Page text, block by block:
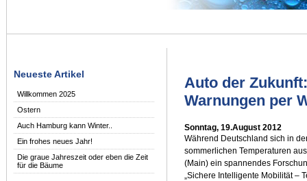
Neueste Artikel
Willkommen 2025
Ostern
Auch Hamburg kann Winter..
Ein frohes neues Jahr!
Die graue Jahreszeit oder eben die Zeit
für die Bäume
Auto der
Warnungen per
Sonntag, 19.August 2012
Während Deutschland sich in
sommerlichen Temperaturen
(Main) ein spannendes
„Sichere Intelligente Mobilität –